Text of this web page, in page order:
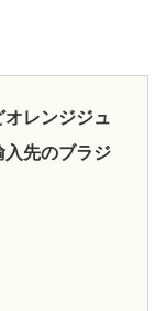
オレンジジュ
先のブラジ